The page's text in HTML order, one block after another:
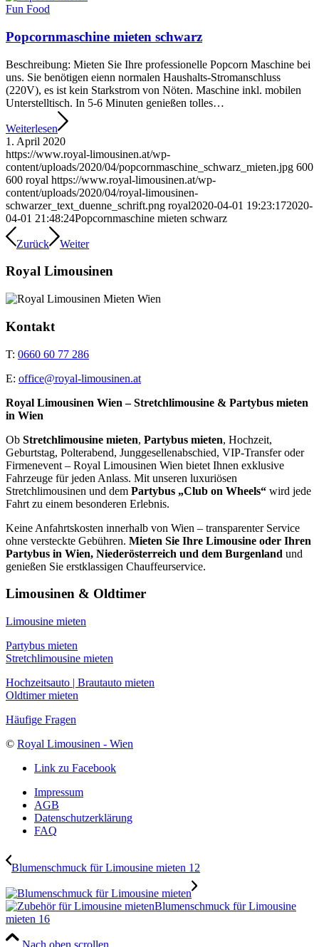
Fun Food
Popcornmaschine mieten schwarz
Beschreibung: Mieten Sie Ihre professionelle Popcorn Maschine bei
uns. Sie benötigen eienn normalen Haushalts-Stromanschluss
(220V), es ist kein Starkstrom von Nöten. Maschine inkl. mobilen
Unterstelltisch. In 5-6 Minuten genießen tolles…
Weiterlesen
1. April 2020
https://www.royal-limousinen.at/wp-
content/uploads/2020/04/popcornmaschine_schwarz_mieten.jpg 600
600 royal https://www.royal-limousinen.at/wp-
content/uploads/2020/04/royal-limousinen-
schwarzer_text_duenne_schrift.png royal2020-04-01 19:23:172020-
04-01 21:48:24Popcornmaschine mieten schwarz
Zurück Weiter
Royal Limousinen
Kontakt
T: 0660 60 77 286
E: office@royal-limousinen.at
Royal Limousinen Wien – Stretchlimousine & Partybus mieten
in Wien
Ob Stretchlimousine mieten, Partybus mieten, Hochzeit,
Geburtstag, Polterabend, Junggesellenabschied, VIP-Transfer oder
Firmenevent – Royal Limousinen Wien bietet Ihnen exklusive
Fahrzeuge für jeden Anlass. Mit unseren luxuriösen
Stretchlimousinen und dem Partybus „Club on Wheels“ wird jede
Fahrt zu einem besonderen Erlebnis.
Keine Anfahrtskosten innerhalb von Wien – transparenter Service
ohne versteckte Gebühren. Mieten Sie Ihre Limousine oder Ihren
Partybus in Wien, Niederösterreich und dem Burgenland und
genießen Sie erstklassigen Chauffeurservice.
Limousinen & Oldtimer
Limousine mieten
Partybus mieten
Stretchlimousine mieten
Hochzeitsauto | Brautauto mieten
Oldtimer mieten
Häufige Fragen
© Royal Limousinen - Wien
Link zu Facebook
Impressum
AGB
Datenschutzerklärung
FAQ
Blumenschmuck für Limousine mieten 12
Blumenschmuck für Limousine
mieten 16
Nach oben scrollen